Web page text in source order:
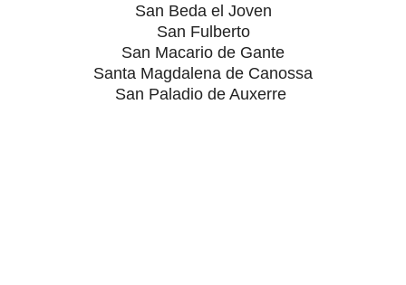
San Beda el Joven
San Fulberto
San Macario de Gante
Santa Magdalena de Canossa
San Paladio de Auxerre